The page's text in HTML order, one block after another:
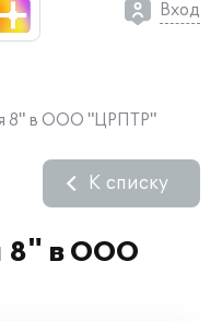
Вход
8" в ООО "ЦРПТР"
8" в ООО
К списку